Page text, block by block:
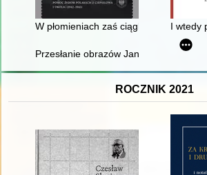
W płomieniach zaś ciągle odzywały
I wtedy
Przesłanie obrazów Jana Henryka
ROCZNIK 2021